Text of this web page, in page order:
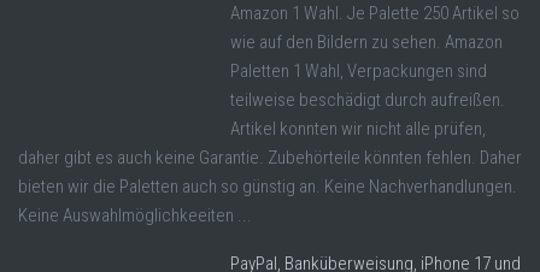
Amazon 1 Wahl. Je Palette 250 Artikel so
wie auf den Bildern zu sehen. Amazon
Paletten 1 Wahl, Verpackungen sind
teilweise beschädigt durch aufreißen.
Artikel konnten wir nicht alle prüfen,
daher gibt es auch keine Garantie. Zubehörteile könnten fehlen. Daher
bieten wir die Paletten auch so günstig an. Keine Nachverhandlungen.
Keine Auswahlmöglichkeeiten ...
PayPal, Banküberweisung, iPhone 17 und